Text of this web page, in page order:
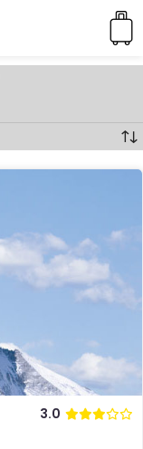
3.0